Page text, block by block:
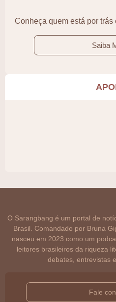
Conheça quem está por trás
Saiba
O Sarangbang é um portal de
Brasil. Comandado por Bruna
nasceu em 2023 como um
leitores brasileiros da riqueza
debates, entrevistas
Fale